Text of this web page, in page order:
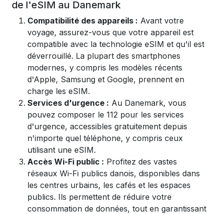
de l'eSIM au Danemark
Compatibilité des appareils : Avant votre
voyage, assurez-vous que votre appareil est
compatible avec la technologie eSIM et qu'il est
déverrouillé. La plupart des smartphones
modernes, y compris les modèles récents
d'Apple, Samsung et Google, prennent en
charge les eSIM.
Services d'urgence : Au Danemark, vous
pouvez composer le 112 pour les services
d'urgence, accessibles gratuitement depuis
n'importe quel téléphone, y compris ceux
utilisant une eSIM.
Accès Wi-Fi public : Profitez des vastes
réseaux Wi-Fi publics danois, disponibles dans
les centres urbains, les cafés et les espaces
publics. Ils permettent de réduire votre
consommation de données, tout en garantissant